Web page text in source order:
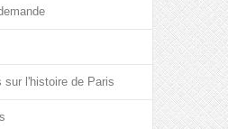
sur l'histoire de Paris